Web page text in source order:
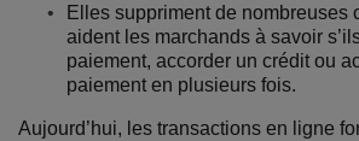
Elles suppriment de nombreuses
aident les marchands à savoir
paiement, accorder un crédit ou
paiement en plusieurs fois.
Aujourd’hui, les transactions en ligne